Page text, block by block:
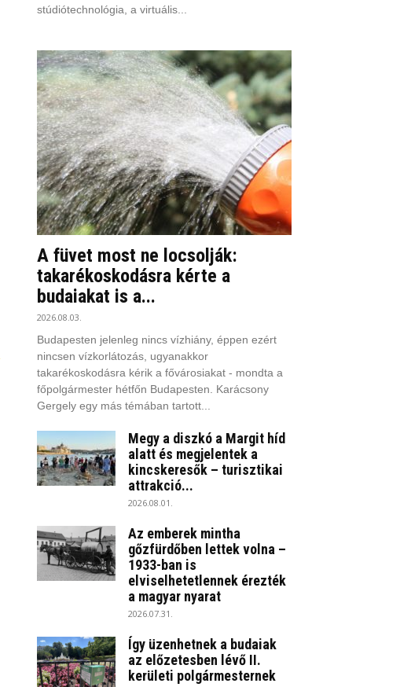
stúdiótechnológia, a virtuális...
A füvet most ne locsolják:
takarékoskodásra kérte a
budaiakat is a...
2026.08.03.
Budapesten jelenleg nincs vízhiány, éppen ezért
nincsen vízkorlátozás, ugyanakkor
takarékoskodásra kérik a fővárosiakat - mondta a
főpolgármester hétfőn Budapesten. Karácsony
Gergely egy más témában tartott...
Megy a diszkó a Margit híd
alatt és megjelentek a
kincskeresők – turisztikai
attrakció...
2026.08.01.
Az emberek mintha
gőzfürdőben lettek volna –
1933-ban is
elviselhetetlennek érezték
a magyar nyarat
2026.07.31.
Így üzenhetnek a budaiak
az előzetesben lévő II.
kerületi polgármesternek